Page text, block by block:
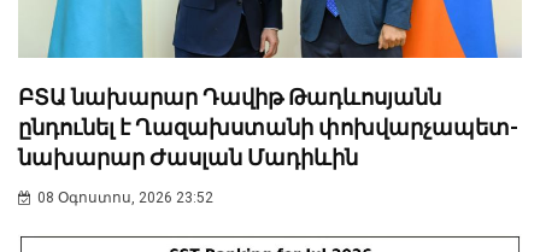
ԲՏԱ նախարար Դավիթ Թադևոսյանն
ընդունել է Ղազախստանի փոխվարչապետ-
նախարար Ժասլան Մադիևին
08 Օգոստոս, 2026 23:52